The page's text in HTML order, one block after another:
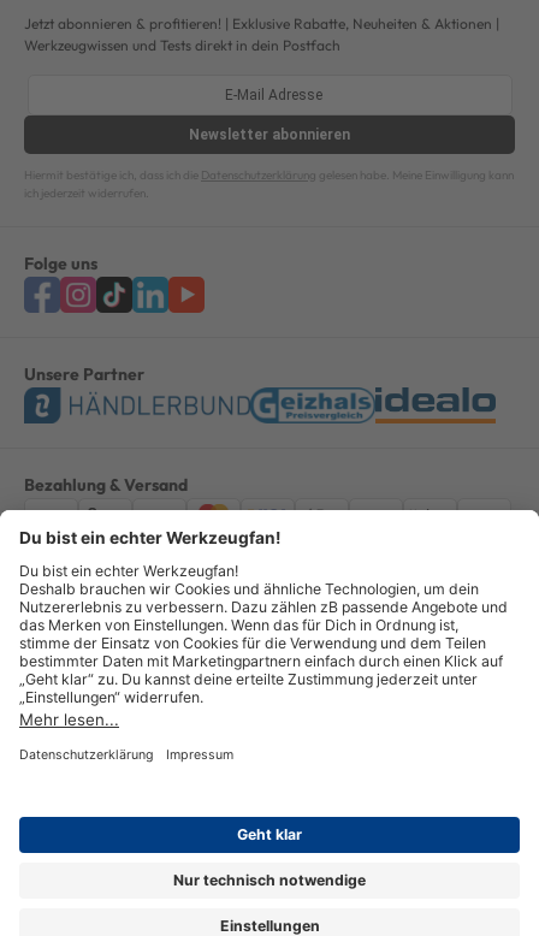
Jetzt abonnieren & profitieren! | Exklusive Rabatte, Neuheiten & Aktionen |
Werkzeugwissen und Tests direkt in dein Postfach
Newsletter abonnieren
Hiermit bestätige ich, dass ich die Datenschutzerklärung gelesen habe. Meine Einwilligung kann
ich jederzeit widerrufen.
Folge uns
Unsere Partner
Bezahlung & Versand
ImpressumAGBDatenschutzWiderruf Vertrag widerrufen
Alle Preise verstehen sich inkl. ges. MwSt. *Kostenloser Versand innerhalb
Deutschlands, bei Bestellungen ab 100,00 Euro.
© Copyright 2026 GOTOOLS GmbH - Alle Rechte vorbehalten. powered by
createyourtemplate